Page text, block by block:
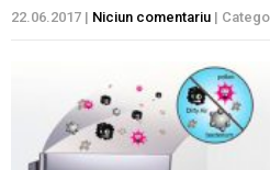
22.06.2017 | Niciun comentariu |